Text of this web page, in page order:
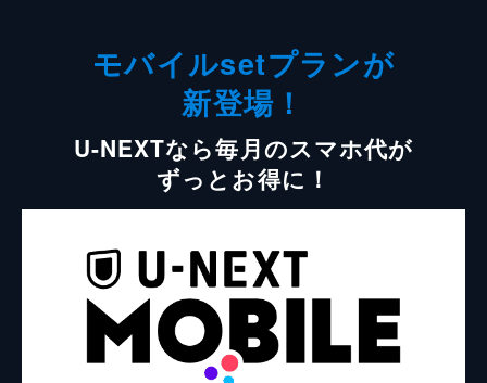
モバイルsetプランが
新登場！
U-NEXTなら毎月のスマホ代が
ずっとお得に！